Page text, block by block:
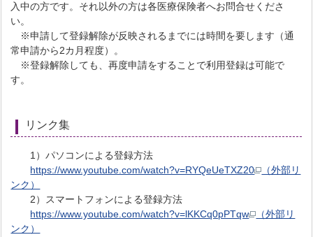
入中の方です。それ以外の方は各医療保険者へお問合せくださ
い。
※申請して登録解除が反映されるまでには時間を要します（通
常申請から2カ月程度）。
※登録解除しても、再度申請をすることで利用登録は可能で
す。
リンク集
1）パソコンによる登録方法
https://www.youtube.com/watch?v=RYQeUeTXZ20
（外部リ
ンク）
2）スマートフォンによる登録方法
https://www.youtube.com/watch?v=lKKCq0pPTqw
（外部リ
ンク）